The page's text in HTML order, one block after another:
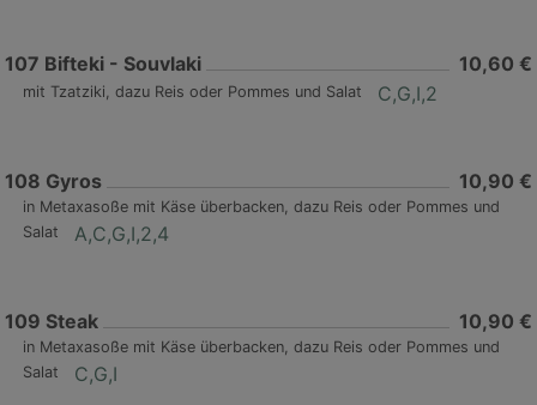
107 Bifteki - Souvlaki 10,60 €
mit Tzatziki, dazu Reis oder Pommes und Salat C,G,I,2
108 Gyros 10,90 €
in Metaxasoße mit Käse überbacken, dazu Reis oder Pommes und
Salat
A,C,G,I,2,4
109 Steak 10,90 €
in Metaxasoße mit Käse überbacken, dazu Reis oder Pommes und
Salat
C,G,I